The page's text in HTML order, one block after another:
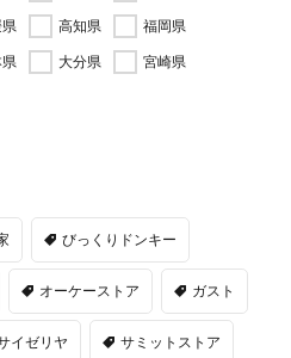
高知県
福岡県
大分県
宮崎県
びっくりドンキー
オーケーストア ガスト
イゼリヤ サミットストア